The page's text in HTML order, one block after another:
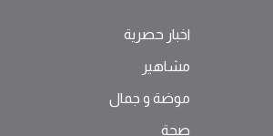
اخبار حصرية
مشاهير
موضة ‫و‬ ‫‬‫جمال‬
صحة